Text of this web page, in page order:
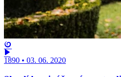
1890 • 03. 06. 2020